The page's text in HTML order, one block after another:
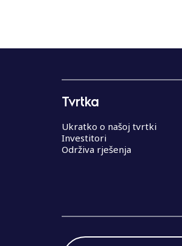
Tvrtka
Ukratko o našoj tvrtki
Investitori
Održiva rješenja